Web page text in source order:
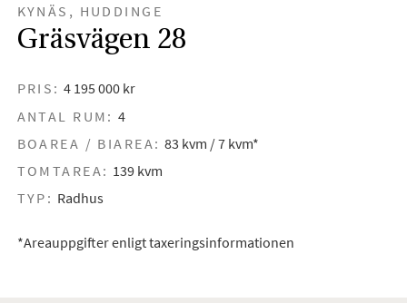
KYNÄS, HUDDINGE
Gräsvägen 28
PRIS: 4 195 000 kr
ANTAL RUM: 4
BOAREA / BIAREA: 83 kvm / 7 kvm*
TOMTAREA: 139 kvm
TYP: Radhus
*Areauppgifter enligt taxeringsinformationen